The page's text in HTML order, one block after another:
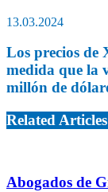
13.03.2024
Los precios de
medida que la
millón de
Related Articles
Abogados de